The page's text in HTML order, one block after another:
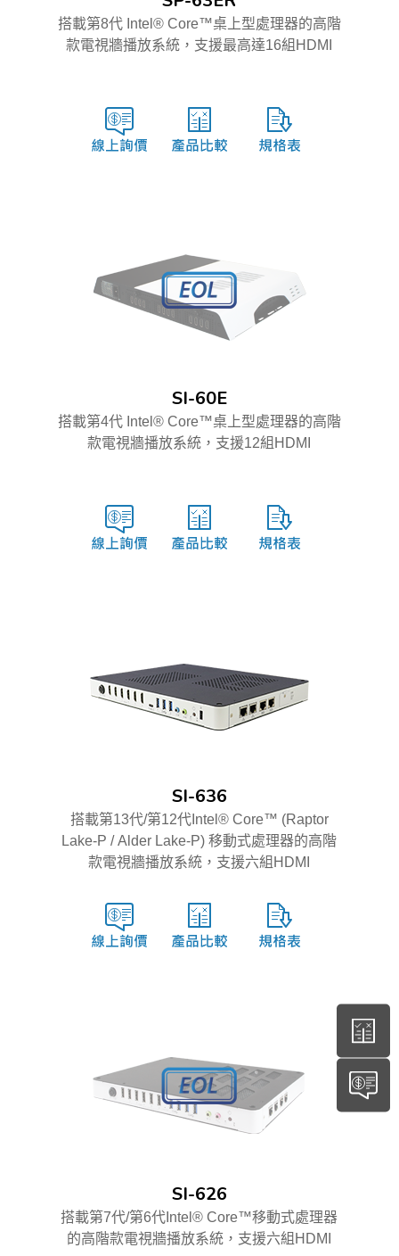
搭載第8代 Intel® Core™桌上型處理器的高階
款電視牆播放系統，支援最高達16組HDMI
SI-60E
搭載第4代 Intel® Core™桌上型處理器的高階
款電視牆播放系統，支援12組HDMI
SI-636
搭載第13代/第12代Intel® Core™ (Raptor
Lake-P / Alder Lake-P) 移動式處理器的高階
款電視牆播放系統，支援六組HDMI
SI-626
搭載第7代/第6代Intel® Core™移動式處理器
的高階款電視牆播放系統，支援六組HDMI